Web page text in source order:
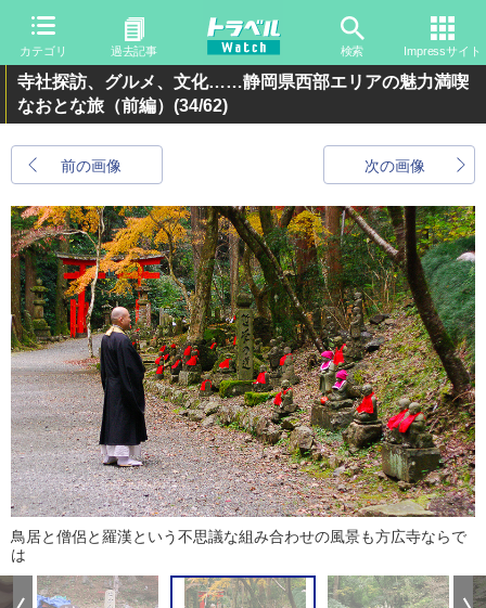
カテゴリ 過去記事 検索 Impressサイト
寺社探訪、グルメ、文化……静岡県西部エリアの魅力満喫
なおとな旅（前編） (34/62)
前の画像 次の画像
鳥居と僧侶と羅漢という不思議な組み合わせの風景も方広寺ならで
は